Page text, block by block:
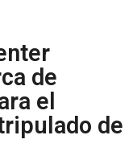
de
el
de